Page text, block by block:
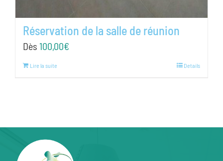
Réservation de la salle de réunion
Dès 100,00€
Lire la suite Details